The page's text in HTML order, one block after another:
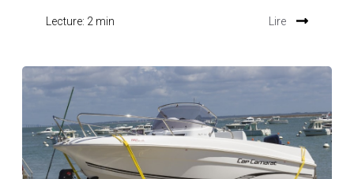
Lecture: 2 min Lire